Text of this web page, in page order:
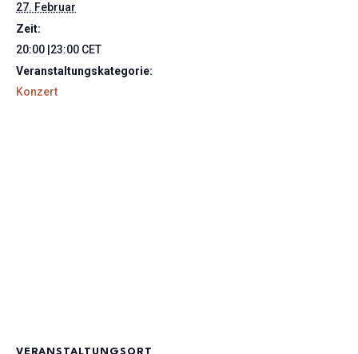
27. Februar
Zeit:
20:00 |23:00 CET
Veranstaltungskategorie:
Konzert